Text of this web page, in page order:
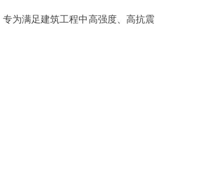
为满足建筑工程中高强度、高抗震